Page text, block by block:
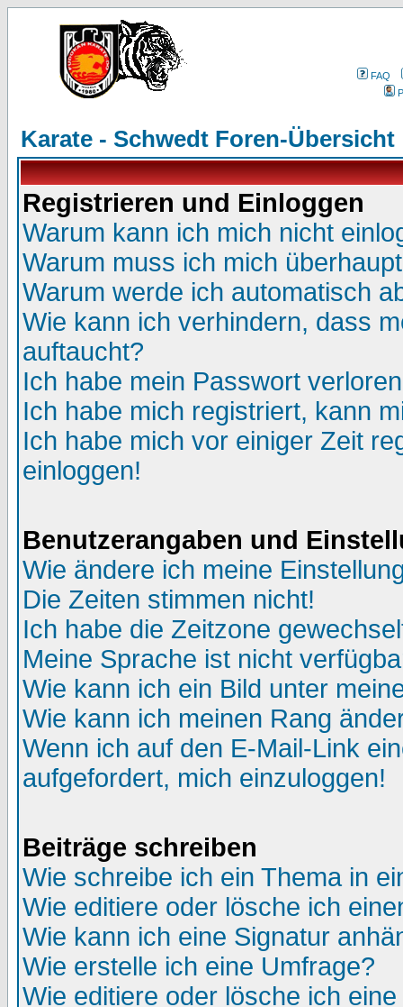
FAQ
Karate - Schwedt Foren-Übersicht
Registrieren und Einloggen
Warum kann ich mich nicht
Warum muss ich mich
Warum werde ich automatisch
Wie kann ich verhindern, dass
auftaucht?
Ich habe mein Passwort
Ich habe mich registriert, kann
Ich habe mich vor einiger Zeit
einloggen!
Benutzerangaben und
Wie ändere ich meine
Die Zeiten stimmen nicht!
Ich habe die Zeitzone
Meine Sprache ist nicht
Wie kann ich ein Bild unter
Wie kann ich meinen Rang
Wenn ich auf den E-Mail-Link
aufgefordert, mich einzuloggen!
Beiträge schreiben
Wie schreibe ich ein Thema in
Wie editiere oder lösche ich
Wie kann ich eine Signatur
Wie erstelle ich eine Umfrage?
Wie editiere oder lösche ich